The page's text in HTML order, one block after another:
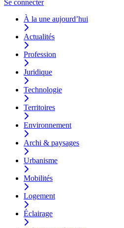
Se connecter
À la une aujourd’hui
Actualités
Profession
Juridique
Technologie
Territoires
Environnement
Archi & paysages
Urbanisme
Mobilités
Logement
Éclairage